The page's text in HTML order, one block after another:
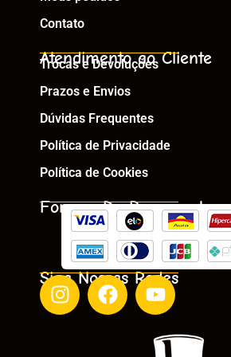
Contato
Atendimento ao Cliente
Trocas e Devoluções
Prazos e Envios
Dúvidas Frequentes
Política de Privacidade
Política de Cookies
Formas De Pagamento
Siga Nossas Redes